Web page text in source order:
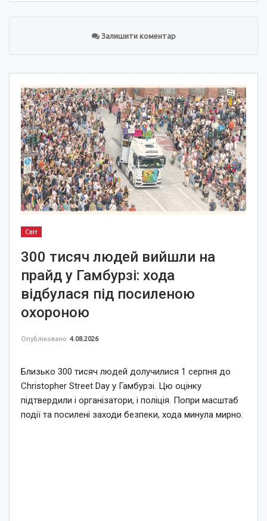
Залишити коментар
Світ
300 тисяч людей вийшли на
прайд у Гамбурзі: хода
відбулася під посиленою
охороною
Опубліковано 4.08.2026
Близько 300 тисяч людей долучилися 1 серпня до
Christopher Street Day у Гамбурзі. Цю оцінку
підтвердили і організатори, і поліція. Попри масштаб
події та посилені заходи безпеки, хода минула мирно.